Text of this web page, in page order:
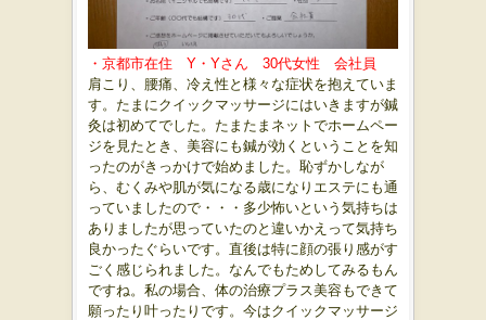
・京都市在住 Y・Yさん 30代女性 会社員
肩こり、腰痛、冷え性と様々な症状を抱えていま
す。たまにクイックマッサージにはいきますが鍼
灸は初めてでした。たまたまネットでホームペー
ジを見たとき、美容にも鍼が効くということを知
ったのがきっかけで始めました。恥ずかしなが
ら、むくみや肌が気になる歳になりエステにも通
っていましたので・・・多少怖いという気持ちは
ありましたが思っていたのと違いかえって気持ち
良かったぐらいです。直後は特に顔の張り感がす
ごく感じられました。なんでもためしてみるもん
ですね。私の場合、体の治療プラス美容もできて
願ったり叶ったりです。今はクイックマッサージ